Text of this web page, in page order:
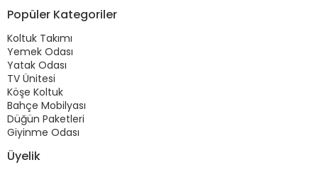
Popüler Kategoriler
Koltuk Takımı
Yemek Odası
Yatak Odası
TV Ünitesi
Köşe Koltuk
Bahçe Mobilyası
Düğün Paketleri
Giyinme Odası
Üyelik